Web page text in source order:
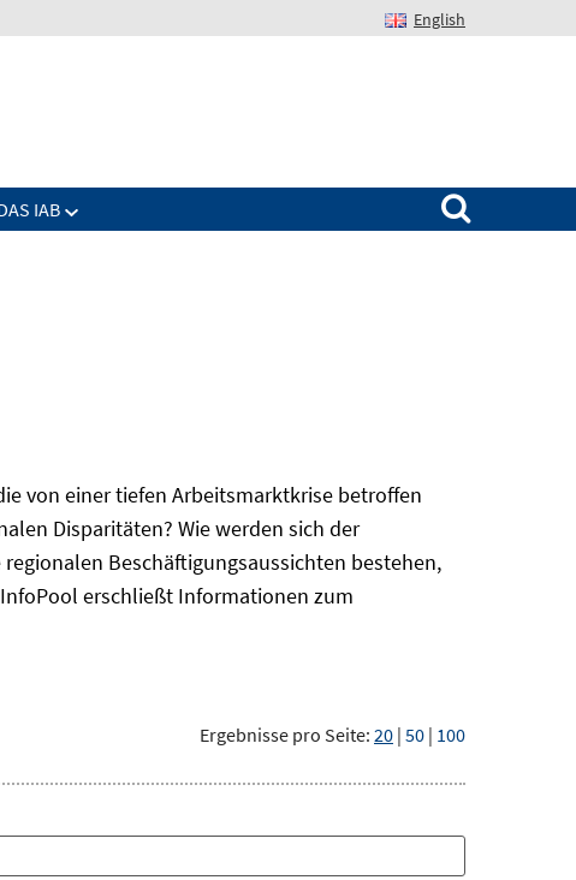
English
IAB
Suchen nach:
von einer tiefen Arbeitsmarktkrise betroffen
Disparitäten? Wie werden sich der
Beschäftigungsaussichten bestehen,
InfoPool erschließt Informationen zum
Ergebnisse pro Seite: 20 | 50 | 100